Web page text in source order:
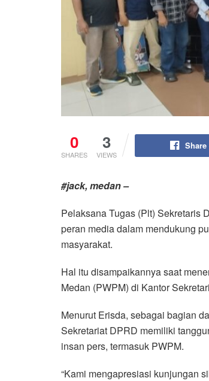
0
SHARES
3
VIEWS
#jack, medan –
Pelaksana Tugas (Plt) Sekretaris
peran media dalam mendukung
masyarakat.
Hal itu disampaikannya saat
Medan (PWPM) di Kantor
Menurut Erisda, sebagai bagian
Sekretariat DPRD memiliki
insan pers, termasuk PWPM.
“Kami mengapresiasi kunjungan